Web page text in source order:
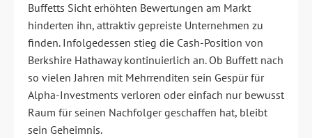
Buffetts Sicht erhöhten Bewertungen am Markt
hinderten ihn, attraktiv gepreiste Unternehmen zu
finden. Infolgedessen stieg die Cash-Position von
Berkshire Hathaway kontinuierlich an. Ob Buffett nach
so vielen Jahren mit Mehrrenditen sein Gespür für
Alpha-Investments verloren oder einfach nur bewusst
Raum für seinen Nachfolger geschaffen hat, bleibt
sein Geheimnis.